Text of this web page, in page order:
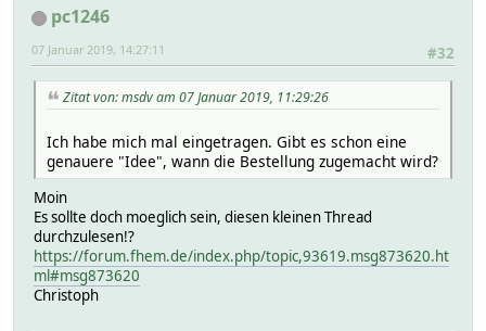
pc1246
#32
07 Januar 2019, 14:27:11
Zitat von: msdv am 07 Januar 2019, 11:29:26
Ich habe mich mal eingetragen. Gibt es schon eine
genauere "Idee", wann die Bestellung zugemacht wird?
Moin
Es sollte doch moeglich sein, diesen kleinen Thread
durchzulesen!?
https://forum.fhem.de/index.php/topic,93619.msg873620.ht
ml#msg873620
Christoph